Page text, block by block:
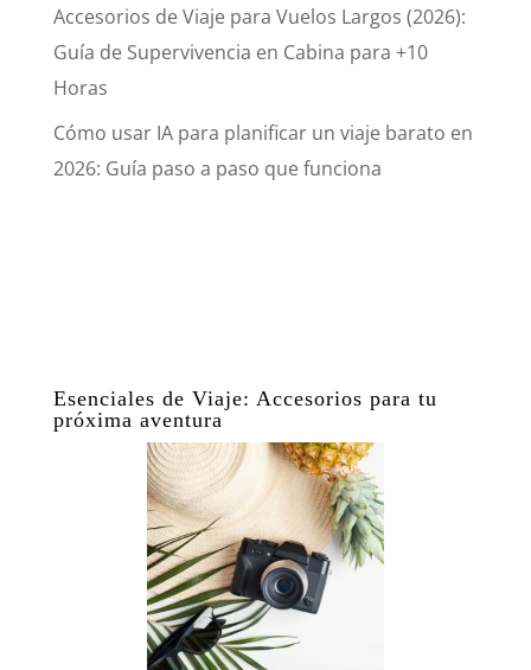
Accesorios de Viaje para Vuelos Largos (2026):
Guía de Supervivencia en Cabina para +10
Horas
Cómo usar IA para planificar un viaje barato en
2026: Guía paso a paso que funciona
Esenciales de Viaje: Accesorios para tu
próxima aventura